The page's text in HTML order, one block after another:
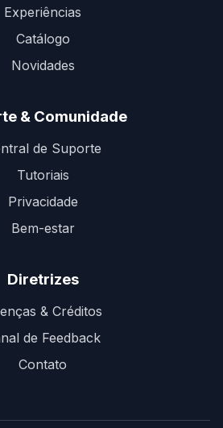
Experiências
Catálogo
Novidades
& Comunidade
de Suporte
Tutoriais
Privacidade
Bem-estar
Diretrizes
& Créditos
de Feedback
Contato